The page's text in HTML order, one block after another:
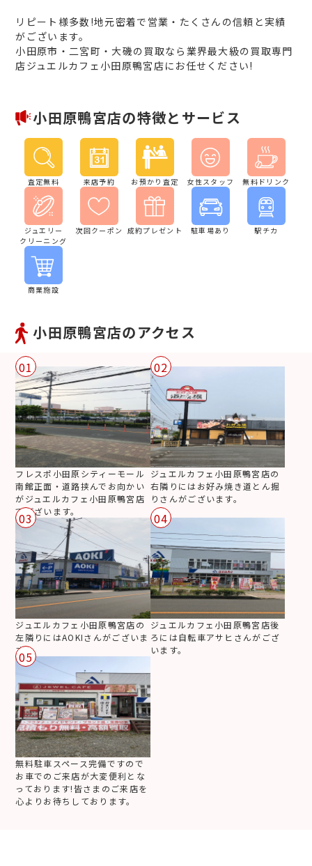
リピート様多数!地元密着で営業・たくさんの信頼と実績
がございます。
小田原市・二宮町・大磯の買取なら業界最大級の買取専門
店ジュエルカフェ小田原鴨宮店にお任せください!
小田原鴨宮店の特徴とサービス
査定無料 来店予約 お預かり査定 女性スタッフ 無料ドリンク
ジュエリー
クリーニング
次回クーポン 成約プレゼント 駐車場あり 駅チカ
商業施設
小田原鴨宮店のアクセス
01
フレスポ小田原シティーモール
南館正面・道路挟んでお向かい
がジュエルカフェ小田原鴨宮店
でございます。
02
ジュエルカフェ小田原鴨宮店の
右隣りにはお好み焼き道とん掘
りさんがございます。
03
ジュエルカフェ小田原鴨宮店の
左隣りにはAOKIさんがございま
す。
04
ジュエルカフェ小田原鴨宮店後
ろには自転車アサヒさんがござ
います。
05
無料駐車スペース完備ですので
お車でのご来店が大変便利とな
っております!皆さまのご来店を
心よりお待ちしております。